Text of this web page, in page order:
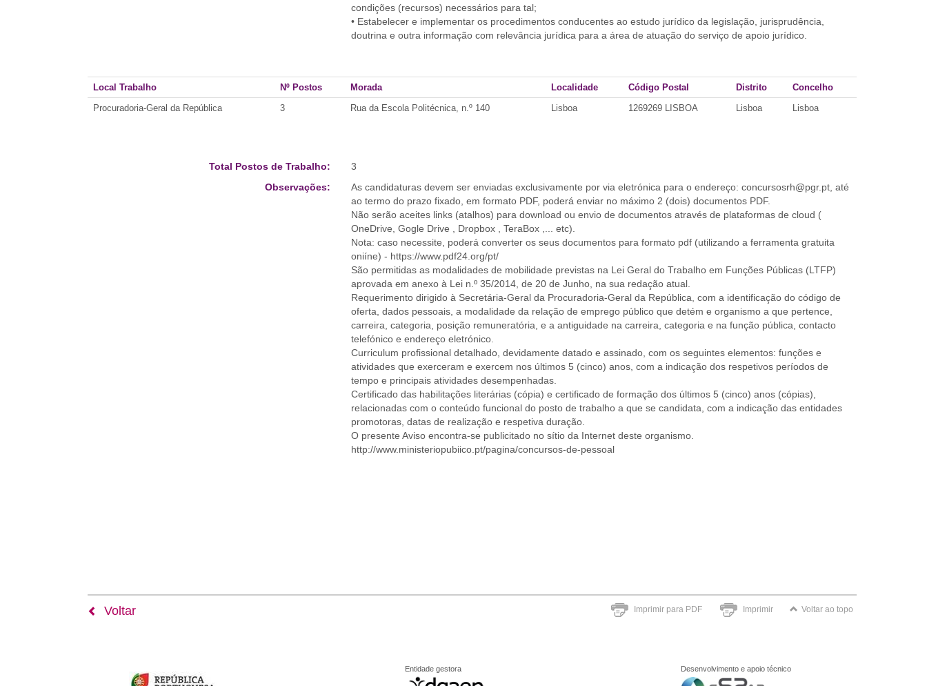
condições (recursos) necessários para tal;
• Estabelecer e implementar os procedimentos conducentes ao estudo jurídico da legislação, jurisprudência,
doutrina e outra informação com relevância jurídica para a área de atuação do serviço de apoio jurídico.
Local Trabalho Nº Postos Morada Localidade Código Postal Distrito
Concelho
Procuradoria-Geral da República
3 Rua da Escola Politécnica, n.º 140 Lisboa 1269269 LISBOA Lisboa Lisboa
Total Postos de Trabalho:
3
Observações:
As candidaturas devem ser enviadas exclusivamente por via eletrónica para o endereço: concursosrh@pgr.pt, até
ao termo do prazo fixado, em formato PDF, poderá enviar no máximo 2 (dois) documentos PDF.
Não serão aceites links (atalhos) para download ou envio de documentos através de plataformas de cloud (
OneDrive, Gogle Drive , Dropbox , TeraBox ,... etc).
Nota: caso necessite, poderá converter os seus documentos para formato pdf (utilizando a ferramenta gratuita
oniíne) - https://www.pdf24.org/pt/
São permitidas as modalidades de mobilidade previstas na Lei Geral do Trabalho em Funções Públicas (LTFP)
aprovada em anexo à Lei n.º 35/2014, de 20 de Junho, na sua redação atual.
Requerimento dirigido à Secretária-Geral da Procuradoria-Geral da República, com a identificação do código de
oferta, dados pessoais, a modalidade da relação de emprego público que detém e organismo a que pertence,
carreira, categoria, posição remuneratória, e a antiguidade na carreira, categoria e na função pública, contacto
telefónico e endereço eletrónico.
Curriculum profissional detalhado, devidamente datado e assinado, com os seguintes elementos: funções e
atividades que exerceram e exercem nos últimos 5 (cinco) anos, com a indicação dos respetivos períodos de
tempo e principais atividades desempenhadas.
Certificado das habilitações literárias (cópia) e certificado de formação dos últimos 5 (cinco) anos (cópias),
relacionadas com o conteúdo funcional do posto de trabalho a que se candidata, com a indicação das entidades
promotoras, datas de realização e respetiva duração.
O presente Aviso encontra-se publicitado no sítio da Internet deste organismo.
http://www.ministeriopubiico.pt/pagina/concursos-de-pessoal
Imprimir para PDF Imprimir Voltar ao topo
Voltar
Entidade gestora Desenvolvimento e apoio técnico